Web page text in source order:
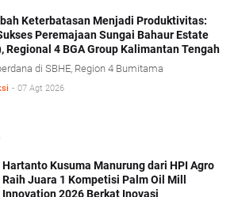
Keterbatasan Menjadi Produktivitas:
Peremajaan Sungai Bahaur Estate
Regional 4 BGA Group Kalimantan Tengah
di SBHE, Region 4 Bumitama
- 07 Agt 2026
Hartanto Kusuma Manurung dari HPI Agro
Raih Juara 1 Kompetisi Palm Oil Mill
Innovation 2026 Berkat Inovasi